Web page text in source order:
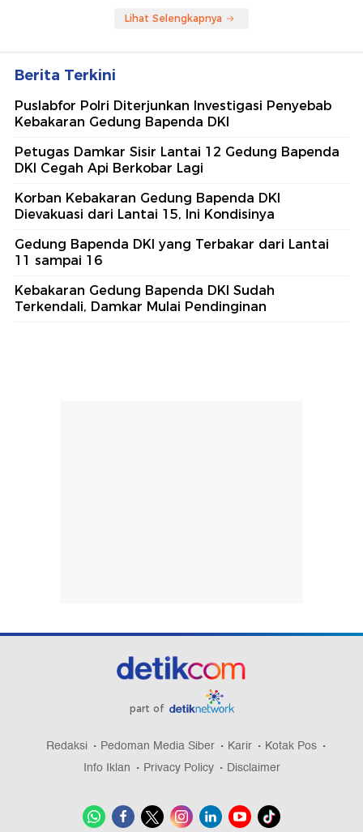
Lihat Selengkapnya
Berita Terkini
Puslabfor Polri Diterjunkan Investigasi Penyebab
Kebakaran Gedung Bapenda DKI
Petugas Damkar Sisir Lantai 12 Gedung Bapenda
DKI Cegah Api Berkobar Lagi
Korban Kebakaran Gedung Bapenda DKI
Dievakuasi dari Lantai 15, Ini Kondisinya
Gedung Bapenda DKI yang Terbakar dari Lantai
11 sampai 16
Kebakaran Gedung Bapenda DKI Sudah
Terkendali, Damkar Mulai Pendinginan
part of
Redaksi Pedoman Media Siber Karir
Kotak Pos
Info Iklan
Privacy Policy Disclaimer